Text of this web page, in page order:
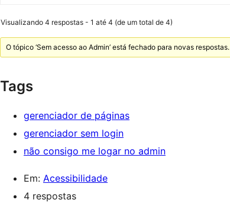
Visualizando 4 respostas - 1 até 4 (de um total de 4)
O tópico ‘Sem acesso ao Admin’ está fechado para novas respostas.
Tags
gerenciador de páginas
gerenciador sem login
não consigo me logar no admin
Em: Acessibilidade
4 respostas